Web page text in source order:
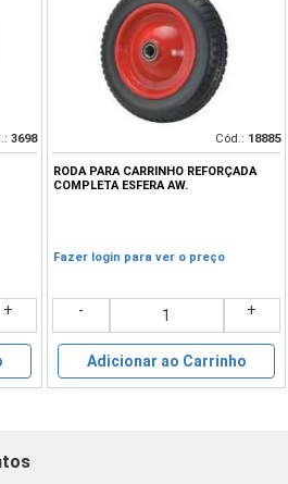
3698
+
Cód.: 18885
RODA PARA CARRINHO REFORÇADA
COMPLETA ESFERA AW.
Fazer login para ver o preço
- +
Adicionar ao Carrinho